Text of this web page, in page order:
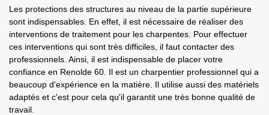
Les protections des structures au niveau de la partie supérieure
sont indispensables. En effet, il est nécessaire de réaliser des
interventions de traitement pour les charpentes. Pour effectuer
ces interventions qui sont très difficiles, il faut contacter des
professionnels. Ainsi, il est indispensable de placer votre
confiance en Renolde 60. Il est un charpentier professionnel qui a
beaucoup d'expérience en la matière. Il utilise aussi des matériels
adaptés et c'est pour cela qu'il garantit une très bonne qualité de
travail.